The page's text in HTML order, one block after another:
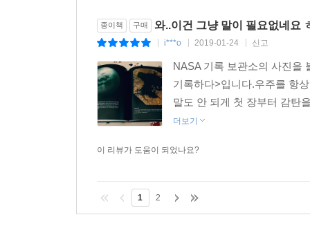
종이책 구매 와..이건 그냥 말이 필요없네요
i***o 2019-01-24 신고
NASA 기록 보관소의 사진을
기록하다>입니다.우주를 항
말도 안 되게 첫 장부터 감탄
더보기
이 리뷰가 도움이 되었나요?
1 2